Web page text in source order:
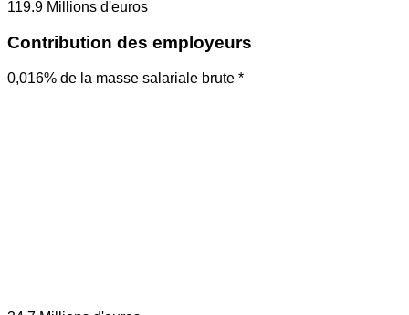
119.9 Millions d'euros
Contribution des employeurs
0,016% de la masse salariale brute *